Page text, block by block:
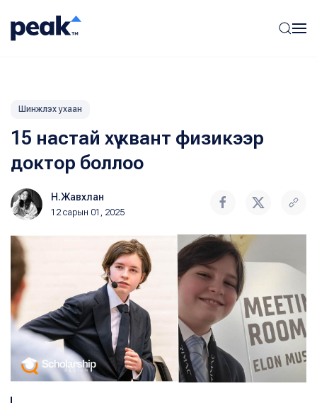
Шинжлэх ухаан
15 настай хүү квант физикээр
доктор боллоо
Н.Жавхлан
12 сарын 01, 2025